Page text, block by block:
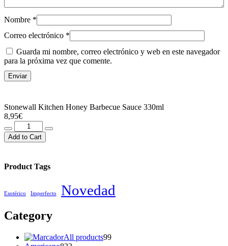
Nombre *
Correo electrónico *
Guarda mi nombre, correo electrónico y web en este navegador
para la próxima vez que comente.
Stonewall Kitchen Honey Barbecue Sauce 330ml
8,95€
Stonewall
Kitchen
Honey
330ml
Add to Cart
Product Tags
Esotérico Imperfecto Novedad
Category
All products9999